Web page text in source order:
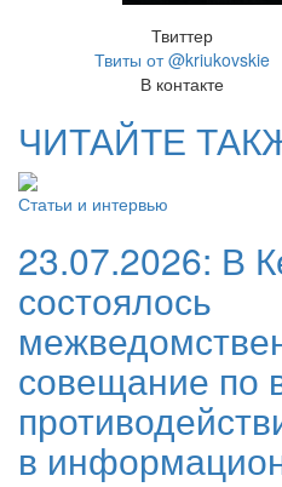
Твиттер
Твиты от @kriukovskie
В контакте
ЧИТАЙТЕ
Статьи и интервью
23.07.2026: В
состоялось
совещание по
в